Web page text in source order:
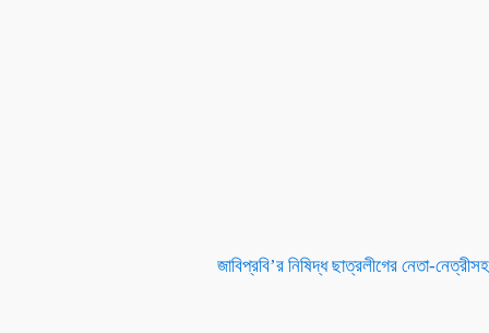
জাবিপ্রবি’র নিষিদ্ধ ছাত্রলীগের নেতা-